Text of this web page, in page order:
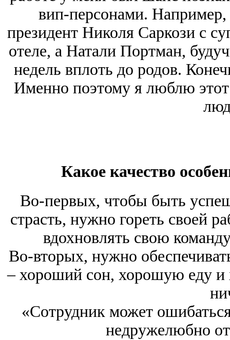
вип-персонами. Например,
президент Николя Саркози с
отеле, а Натали Портман,
недель вплоть до родов.
Именно поэтому я люблю
Какое качество
Во-первых, чтобы быть
страсть, нужно гореть своей
вдохновлять свою
Во-вторых, нужно
– хороший сон, хорошую еду и
«Сотрудник может
недружелюбно